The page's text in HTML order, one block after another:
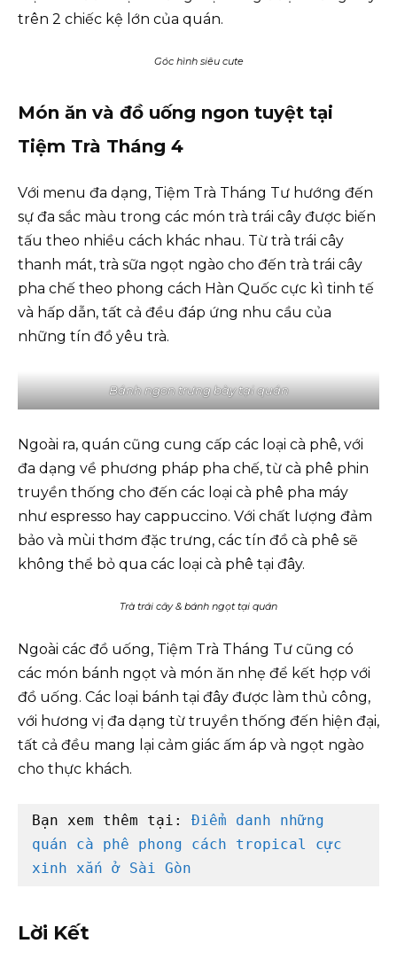
trên 2 chiếc kệ lớn của quán.
Góc hình siêu cute
Món ăn và đồ uống ngon tuyệt tại
Tiệm Trà Tháng 4
Với menu đa dạng, Tiệm Trà Tháng Tư hướng đến
sự đa sắc màu trong các món trà trái cây được biến
tấu theo nhiều cách khác nhau. Từ trà trái cây
thanh mát, trà sữa ngọt ngào cho đến trà trái cây
pha chế theo phong cách Hàn Quốc cực kì tinh tế
và hấp dẫn, tất cả đều đáp ứng nhu cầu của
những tín đồ yêu trà.
Bánh ngon trưng bày tại quán
Ngoài ra, quán cũng cung cấp các loại cà phê, với
đa dạng về phương pháp pha chế, từ cà phê phin
truyền thống cho đến các loại cà phê pha máy
như espresso hay cappuccino. Với chất lượng đảm
bảo và mùi thơm đặc trưng, các tín đồ cà phê sẽ
không thể bỏ qua các loại cà phê tại đây.
Trà trái cây & bánh ngọt tại quán
Ngoài các đồ uống, Tiệm Trà Tháng Tư cũng có
các món bánh ngọt và món ăn nhẹ để kết hợp với
đồ uống. Các loại bánh tại đây được làm thủ công,
với hương vị đa dạng từ truyền thống đến hiện đại,
tất cả đều mang lại cảm giác ấm áp và ngọt ngào
cho thực khách.
Bạn xem thêm tại: Điểm danh những
quán cà phê phong cách tropical cực
xinh xắn ở Sài Gòn
Lời Kết